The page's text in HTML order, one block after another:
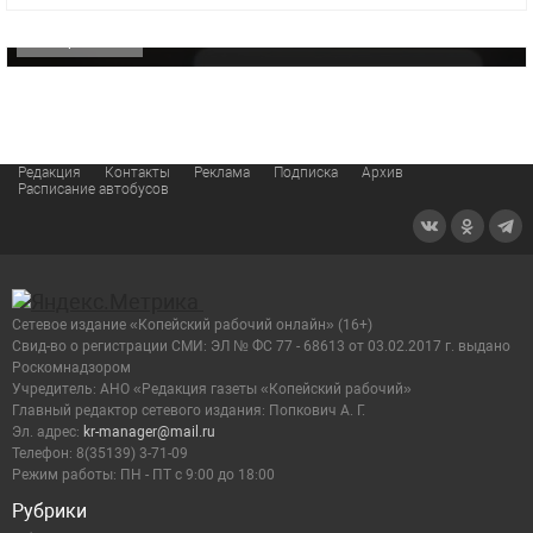
Редакция Контакты Реклама Подписка
Архив
Расписание автобусов
Рубрики
Сетевое издание «Копейский рабочий онлайн» (16+)
Cвид-во о регистрации СМИ: ЭЛ № ФС 77 - 68613 от 03.02.2017 г. выдано
Роскомнадзором
Учредитель: АНО «Редакция газеты «Копейский рабочий»
Главный редактор сетевого издания: Попкович А. Г.
Эл. адрес: kr-manager@mail.ru
Телефон: 8(35139) 3-71-09
Режим работы: ПН - ПТ с 9:00 до 18:00